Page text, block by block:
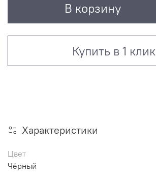
В корзину
Купить в 1 клик
Характеристики
Цвет
Чёрный